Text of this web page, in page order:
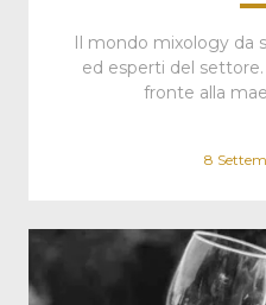
Il mondo mixology da
ed esperti del
fronte alla
8